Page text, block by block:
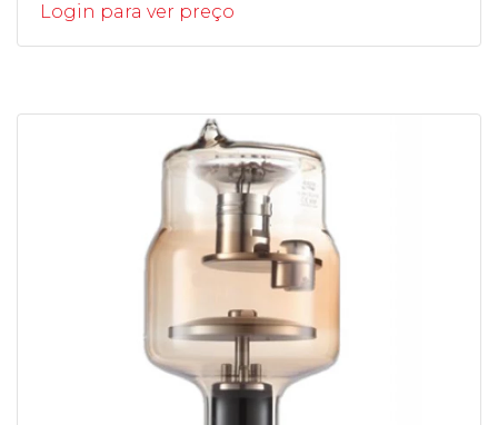
Login para ver preço